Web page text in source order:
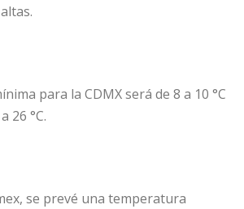
para la CDMX será de 8 a 10 °C
26 °C.
se prevé una temperatura